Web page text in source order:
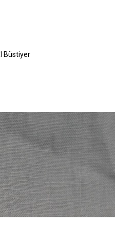
Büstiyer